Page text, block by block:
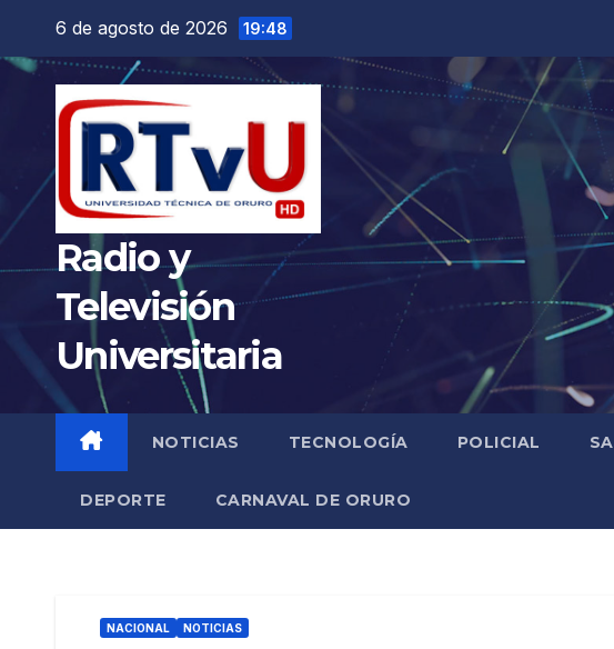
contenido
6 de agosto de 2026 19:48
Radio y
Televisión
Universitaria
NOTICIAS TECNOLOGÍA POLICIAL
DEPORTE CARNAVAL DE ORURO
NACIONAL NOTICIAS